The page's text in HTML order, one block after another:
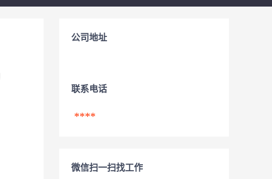
公司地址
联系电话
****
微信扫一扫找工作